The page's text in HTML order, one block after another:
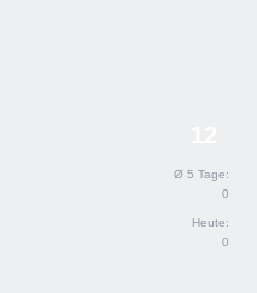
Ø 5 Tage:
0
Heute:
0